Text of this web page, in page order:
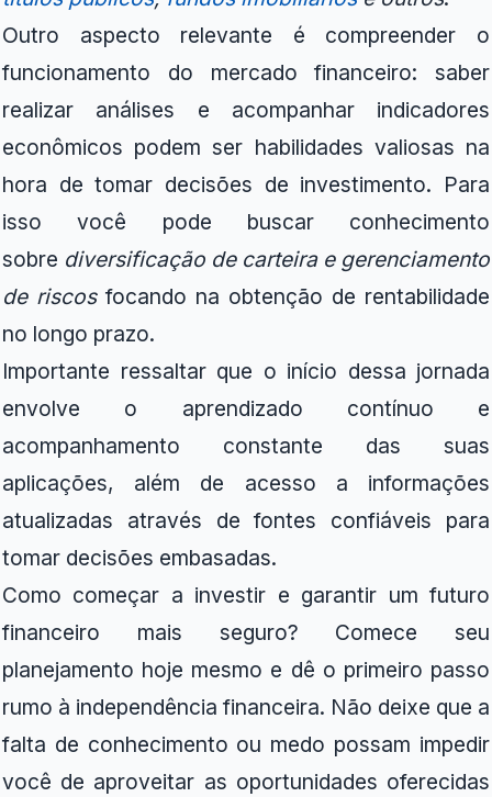
Outro aspecto relevante é compreender o
funcionamento do mercado financeiro: saber
realizar análises e acompanhar indicadores
econômicos podem ser habilidades valiosas na
hora de tomar decisões de investimento. Para
isso você pode buscar conhecimento
sobre diversificação de carteira e gerenciamento
de riscosfocando na obtenção de rentabilidade
no longo prazo.
Importante ressaltar que o início dessa jornada
envolve o aprendizado contínuo e
acompanhamento constante das suas
aplicações, além de acesso a informações
atualizadas através de fontes confiáveis para
tomar decisões embasadas.
Como começar a investir e garantir um futuro
financeiro mais seguro? Comece seu
planejamento hoje mesmo e dê o primeiro passo
rumo à independência financeira. Não deixe que a
falta de conhecimento ou medo possam impedir
você de aproveitar as oportunidades oferecidas